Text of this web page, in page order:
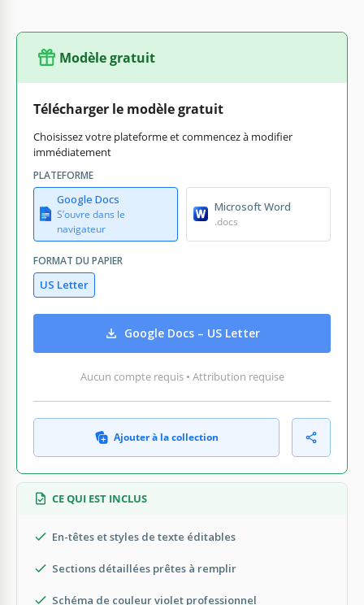
Modèle gratuit
Télécharger le modèle gratuit
Choisissez votre plateforme et commencez à modifier
immédiatement
PLATEFORME
Google Docs
S’ouvre dans le
navigateur
Microsoft Word
.docs
FORMAT DU PAPIER
US Letter
Google Docs – US Letter
Aucun compte requis • Attribution requise
Ajouter à la collection
CE QUI EST INCLUS
En-têtes et styles de texte éditables
Sections détaillées prêtes à remplir
Schéma de couleur violet professionnel